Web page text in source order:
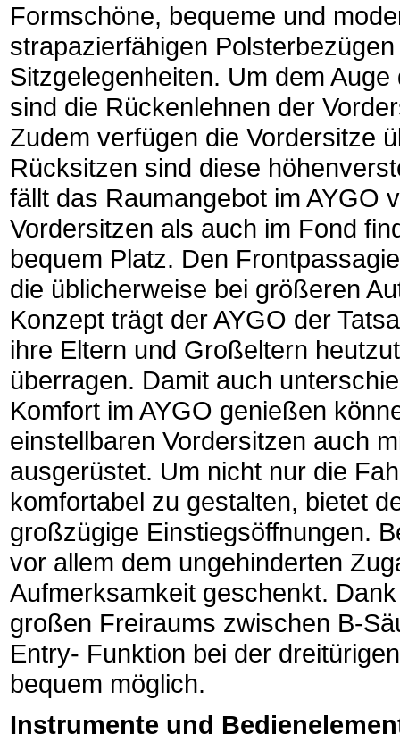
Formschöne, bequeme und
strapazierfähigen
Sitzgelegenheiten. Um dem
sind die Rückenlehnen der
Zudem verfügen die Vordersitze
Rücksitzen sind diese
fällt das Raumangebot im AYGO
Vordersitzen als auch im Fond
bequem Platz. Den
die üblicherweise bei größeren
Konzept trägt der AYGO der
ihre Eltern und Großeltern
überragen. Damit auch
Komfort im AYGO genießen
einstellbaren Vordersitzen auch
ausgerüstet. Um nicht nur die
komfortabel zu gestalten, bietet
großzügige Einstiegsöffnungen.
vor allem dem ungehinderten
Aufmerksamkeit geschenkt.
großen Freiraums zwischen B-
Entry- Funktion bei der
bequem möglich.
Instrumente und